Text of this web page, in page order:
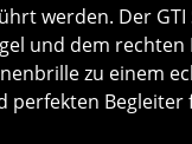
werden. Der
und dem rechten
zu einem
perfekten Begleiter